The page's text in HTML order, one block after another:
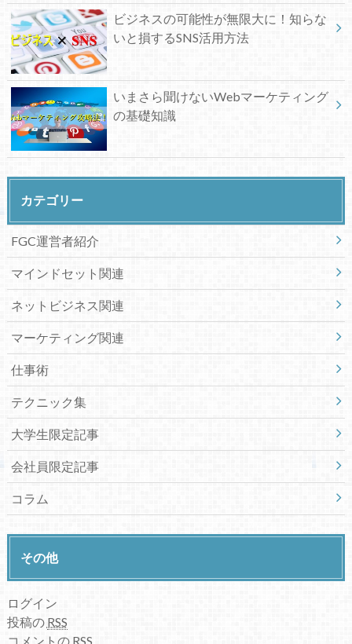
ビジネスの可能性が無限大に！知らな
いと損するSNS活用方法
いまさら聞けないWebマーケティング
の基礎知識
カテゴリー
FGC運営者紹介
マインドセット関連
ネットビジネス関連
マーケティング関連
仕事術
テクニック集
大学生限定記事
会社員限定記事
コラム
その他
ログイン
投稿の RSS
コメントの RSS